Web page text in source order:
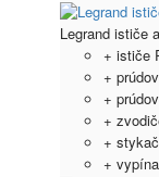
Legrand ističe
+ ističe
+
+
+
+
+